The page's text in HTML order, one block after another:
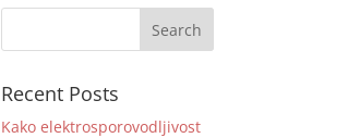
Recent Posts
Kako elektrosporovodljivost